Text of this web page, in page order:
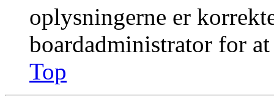
oplysningerne er
boardadministrator for
Top